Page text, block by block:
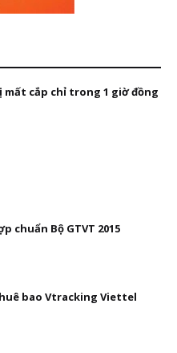
mất cắp chỉ trong 1 giờ đồng
chuẩn Bộ GTVT 2015
bao Vtracking Viettel